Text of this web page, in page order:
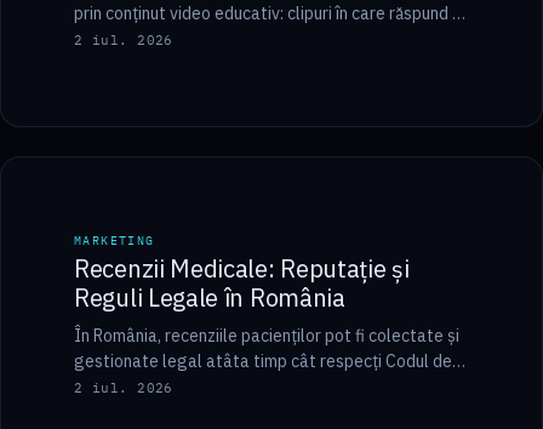
prin conținut video educativ: clipuri în care răspund la
întrebările reale ale pacienților,…
2 iul. 2026
14 min
MARKETING
Recenzii Medicale: Reputație și
Reguli Legale în România
În România, recenziile pacienților pot fi colectate și
gestionate legal atâta timp cât respecți Codul de
Deontologie Medicală și normele de publicitate…
2 iul. 2026